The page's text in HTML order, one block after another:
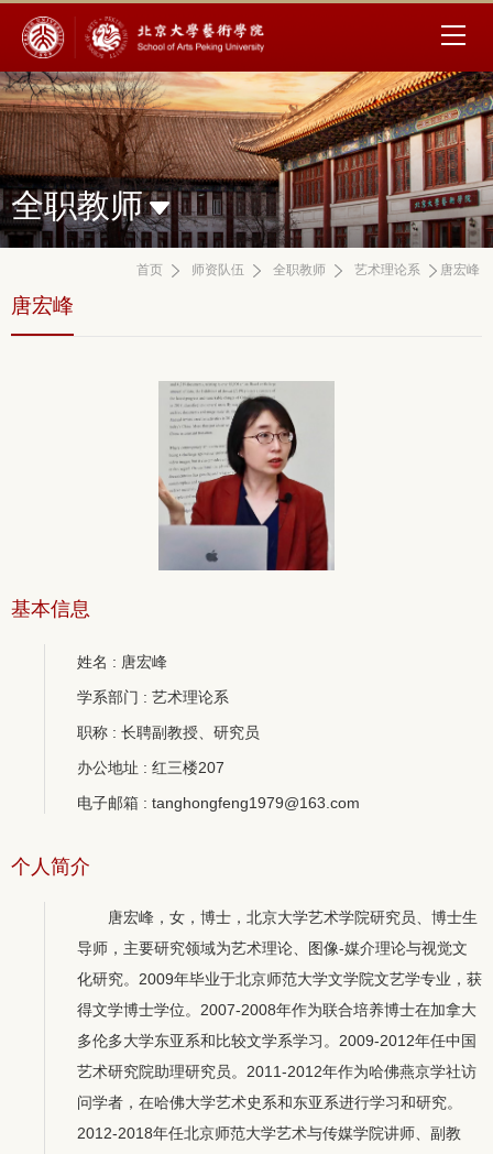
全职教师
首页 师资队伍 全职教师 艺术理论系 唐宏峰
唐宏峰
基本信息
姓名 : 唐宏峰
学系部门 : 艺术理论系
职称 : 长聘副教授、研究员
办公地址 : 红三楼207
电子邮箱 : tanghongfeng1979@163.com
个人简介
唐宏峰，女，博士，北京大学艺术学院研究员、博士生
导师，主要研究领域为艺术理论、图像-媒介理论与视觉文
化研究。2009年毕业于北京师范大学文学院文艺学专业，获
得文学博士学位。2007-2008年作为联合培养博士在加拿大
多伦多大学东亚系和比较文学系学习。2009-2012年任中国
艺术研究院助理研究员。2011-2012年作为哈佛燕京学社访
问学者，在哈佛大学艺术史系和东亚系进行学习和研究。
2012-2018年任北京师范大学艺术与传媒学院讲师、副教